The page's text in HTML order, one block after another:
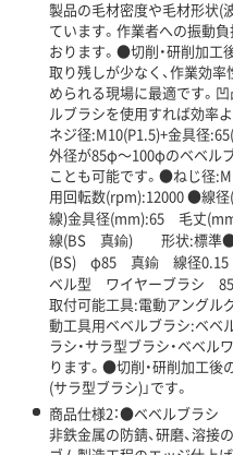
製品の毛材密度や毛材形状(
ています。作業者への振動
おります。●切削・研削加工
取り残しが少なく、作業効
められる現場に最適です。
ルブラシを使用すれば効率
ネジ径:M10(P1.5)+金具径
外径が85φ～100φのベベル
ことも可能です。●ねじ径
用回転数(rpm):12000 ●線
線)金具径(mm):65 毛丈
線(BS 真鍮) 形状:標準●
(BS) φ85 真鍮 線径0.15
ベル型 ワイヤーブラシ
取付可能工具:電動アング
動工具用ベベルブラシ:ベベ
ラシ・サラ型ブラシ・ベベル
ります。●切削・研削加工後
(サラ型ブラシ)」です。
商品仕様2：●ベベルブラシ
非鉄金属の防錆、研磨、溶接